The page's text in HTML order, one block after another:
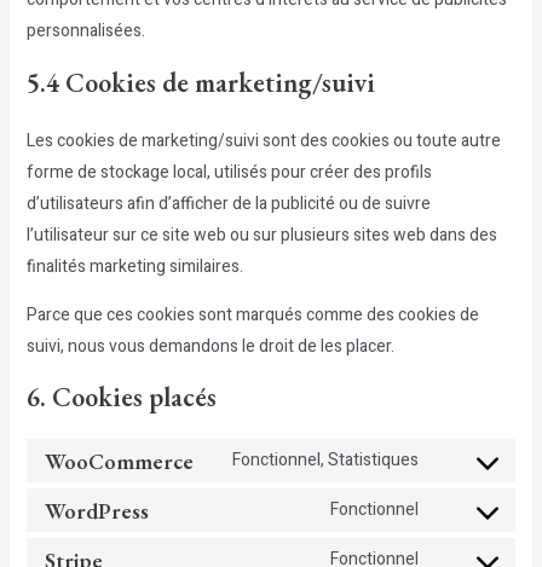
personnalisées.
5.4 Cookies de marketing/suivi
Les cookies de marketing/suivi sont des cookies ou toute autre
forme de stockage local, utilisés pour créer des profils
d’utilisateurs afin d’afficher de la publicité ou de suivre
l’utilisateur sur ce site web ou sur plusieurs sites web dans des
finalités marketing similaires.
Parce que ces cookies sont marqués comme des cookies de
suivi, nous vous demandons le droit de les placer.
6. Cookies placés
WooCommerce Fonctionnel, Statistiques
Consent
WordPress Fonctionnel
Consent
Stripe Fonctionnel